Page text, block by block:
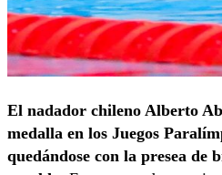
El nadador chileno Alberto
medalla en los Juegos
quedándose con la presea de